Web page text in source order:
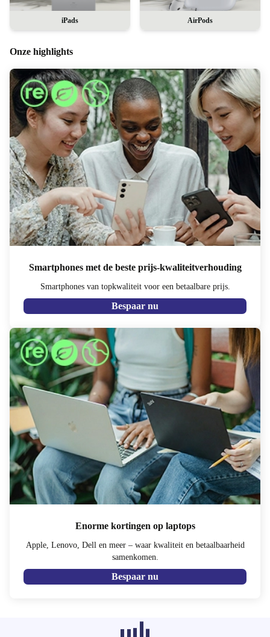
iPads AirPods
Onze highlights
Smartphones met de beste prijs-kwaliteitverhouding
Smartphones van topkwaliteit voor een betaalbare prijs.
Bespaar nu
Enorme kortingen op laptops
Apple, Lenovo, Dell en meer – waar kwaliteit en betaalbaarheid
samenkomen.
Bespaar nu
Aanbevolen producten uit andere